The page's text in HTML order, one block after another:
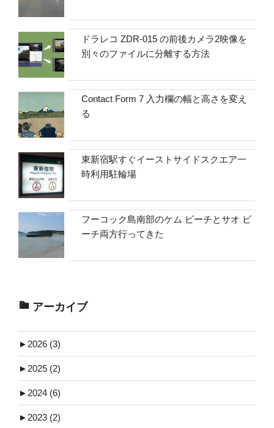
ドラレコ ZDR-015 の前後カメラ2映像を
別々のファイルに分離する方法
Contact Form 7 入力欄の幅と高さを変え
る
東新宿駅すぐイーストサイドスクエア一
時利用駐輪場
フーコック島南部のケム ビーチとサオ ビ
ーチ両方行ってきた
アーカイブ
► 2026 (3)
► 2025 (2)
► 2024 (6)
► 2023 (2)